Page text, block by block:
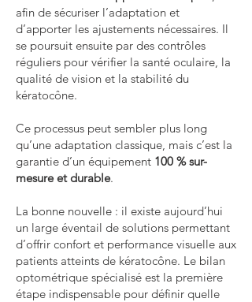
afin de sécuriser l’adaptation et
d’apporter les ajustements nécessaires. Il
se poursuit ensuite par des contrôles
réguliers pour vérifier la santé oculaire, la
qualité de vision et la stabilité du
kératocône.
Ce processus peut sembler plus long
qu’une adaptation classique, mais c’est la
garantie d’un équipement 100 % sur-
mesure et durable.
La bonne nouvelle : il existe aujourd’hui
un large éventail de solutions permettant
d’offrir confort et performance visuelle aux
patients atteints de kératocône. Le bilan
optométrique spécialisé est la première
étape indispensable pour définir quelle